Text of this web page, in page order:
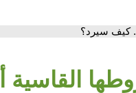
كيف سيرد؟
القاسية